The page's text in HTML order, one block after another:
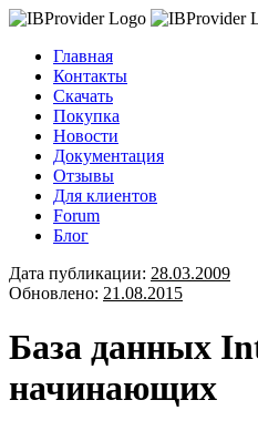
Главная
Контакты
Скачать
Покупка
Новости
Документация
Отзывы
Для клиентов
Forum
Блог
Дата публикации: 28.03.2009
Обновлено: 21.08.2015
База данных
начинающих